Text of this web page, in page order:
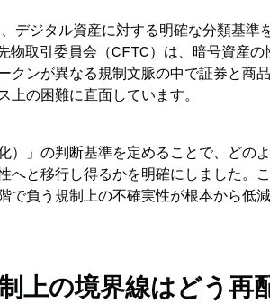
デジタル資産に対する明確な分類基準
物取引委員会（CFTC）は、暗号資産
クンが異なる規制文脈の中で証券と商
上の困難に直面しています。
）」の判断基準を定めることで、どの
へと移行し得るかを明確にしました。
で負う規制上の不確実性が根本から低減
上の境界線はどう再